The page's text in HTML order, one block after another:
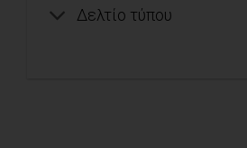
Δελτίο τύπου